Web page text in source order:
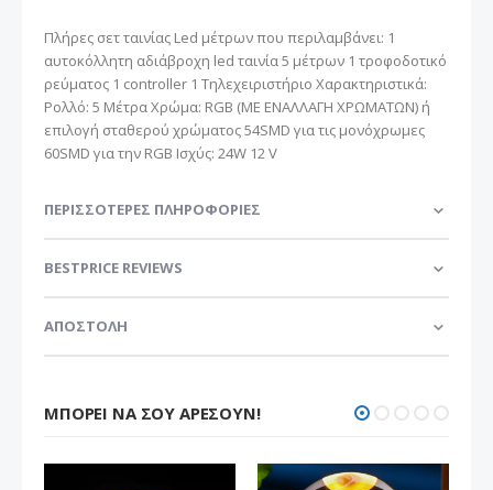
Πλήρες σετ ταινίας Led μέτρων που περιλαμβάνει: 1
αυτοκόλλητη αδιάβροχη led ταινία 5 μέτρων 1 τροφοδοτικό
ρεύματος 1 controller 1 Τηλεχειριστήριο Χαρακτηριστικά:
Ρολλό: 5 Μέτρα Χρώμα: RGB (ΜΕ ΕΝΑΛΛΑΓΗ ΧΡΩΜΑΤΩΝ) ή
επιλογή σταθερού χρώματος 54SMD για τις μονόχρωμες
60SMD για την RGB Ισχύς: 24W 12 V
ΠΕΡΙΣΣΌΤΕΡΕΣ ΠΛΗΡΟΦΟΡΊΕΣ
BESTPRICE REVIEWS
ΑΠΟΣΤΟΛΗ
ΜΠΟΡΕΊ ΝΑ ΣΟΥ ΑΡΈΣΟΥΝ!